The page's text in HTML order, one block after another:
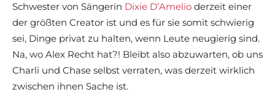
Schwester von Sängerin Dixie D’Amelio derzeit einer
der größten Creator ist und es für sie somit schwierig
sei, Dinge privat zu halten, wenn Leute neugierig sind.
Na, wo Alex Recht hat?! Bleibt also abzuwarten, ob uns
Charli und Chase selbst verraten, was derzeit wirklich
zwischen ihnen Sache ist.